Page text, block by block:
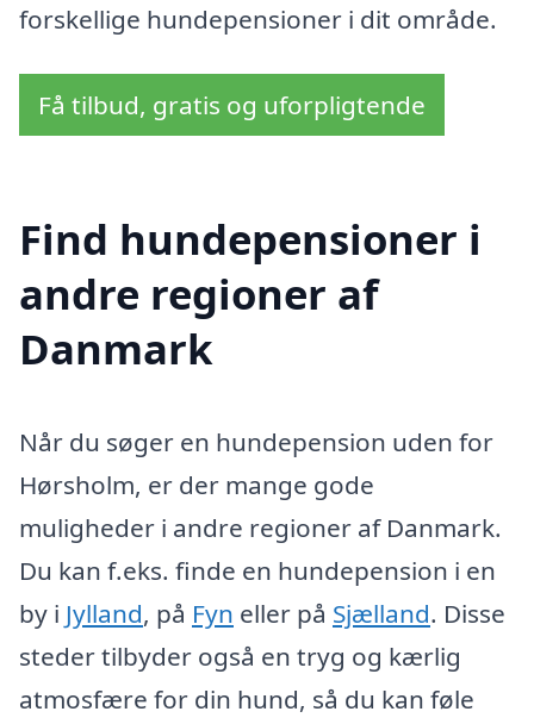
forskellige hundepensioner i dit område.
Få tilbud, gratis og uforpligtende
Find hundepensioner i
andre regioner af
Danmark
Når du søger en hundepension uden for
Hørsholm, er der mange gode
muligheder i andre regioner af Danmark.
Du kan f.eks. finde en hundepension i en
by i Jylland, på Fyn eller på Sjælland. Disse
steder tilbyder også en tryg og kærlig
atmosfære for din hund, så du kan føle